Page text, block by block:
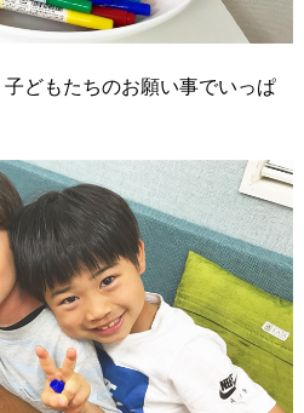
どもたちのお願い事でいっぱ